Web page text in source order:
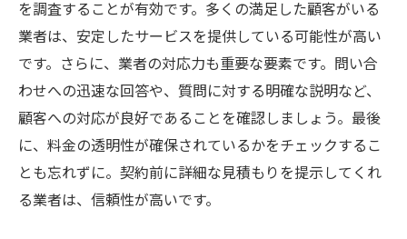
を調査することが有効です。多くの満足した顧客がいる
業者は、安定したサービスを提供している可能性が高い
です。さらに、業者の対応力も重要な要素です。問い合
わせへの迅速な回答や、質問に対する明確な説明など、
顧客への対応が良好であることを確認しましょう。最後
に、料金の透明性が確保されているかをチェックするこ
とも忘れずに。契約前に詳細な見積もりを提示してくれ
る業者は、信頼性が高いです。